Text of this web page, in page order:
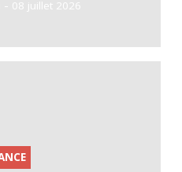
- 08 juillet 2026